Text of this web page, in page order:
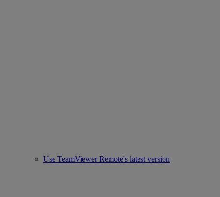
Use TeamViewer Remote's latest version